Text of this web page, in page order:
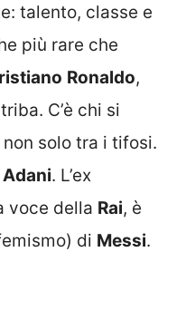
talento, classe e
più rare che
Ronaldo,
C’è chi si
solo tra i tifosi.
Adani. L’ex
voce della Rai, è
di Messi.